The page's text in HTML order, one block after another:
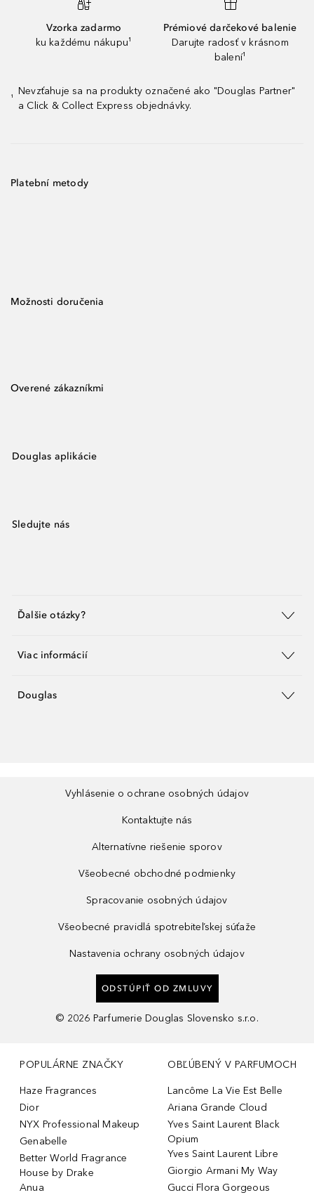
Vzorka zadarmo
ku každému nákupu¹
Prémiové darčekové balenie
Darujte radosť v krásnom
balení¹
¹
Nevzťahuje sa na produkty označené ako "Douglas Partner"
a Click & Collect Express objednávky.
Platební metody
Možnosti doručenia
Overené zákazníkmi
Douglas aplikácie
Sledujte nás
Ďalšie otázky?
Viac informácií
Douglas
Vyhlásenie o ochrane osobných údajov
Kontaktujte nás
Alternatívne riešenie sporov
Všeobecné obchodné podmienky
Spracovanie osobných údajov
Všeobecné pravidlá spotrebiteľskej súťaže
Nastavenia ochrany osobných údajov
ODSTÚPIŤ OD ZMLUVY
© 2026 Parfumerie Douglas Slovensko s.r.o.
POPULÁRNE ZNAČKY
Haze Fragrances
Dior
NYX Professional Makeup
Genabelle
Better World Fragrance
House by Drake
Anua
OBĽÚBENÝ V PARFUMOCH
Lancôme La Vie Est Belle
Ariana Grande Cloud
Yves Saint Laurent Black
Opium
Yves Saint Laurent Libre
Giorgio Armani My Way
Gucci Flora Gorgeous